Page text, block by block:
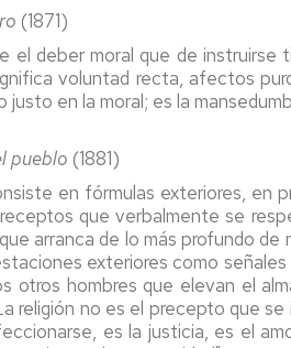
(1871)
el deber moral que de
voluntad recta, afectos
justo en la moral; es la
pueblo (1881)
en fórmulas exteriores, en
que verbalmente se
arranca de lo más profundo
exteriores como
otros hombres que elevan el
religión no es el precepto que
es la justicia, es el